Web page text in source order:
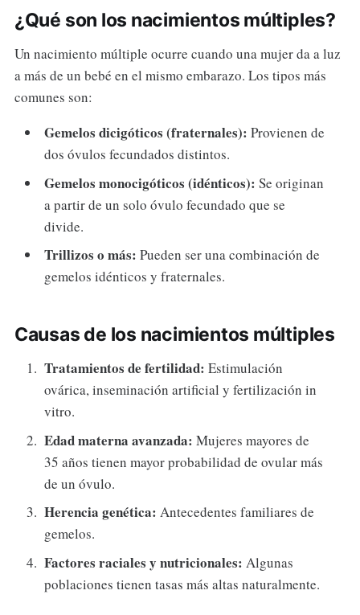
¿Qué son los nacimientos múltiples?
Un nacimiento múltiple ocurre cuando una mujer da a luz
a más de un bebé en el mismo embarazo. Los tipos más
comunes son:
Gemelos dicigóticos (fraternales): Provienen de
dos óvulos fecundados distintos.
Gemelos monocigóticos (idénticos): Se originan
a partir de un solo óvulo fecundado que se
divide.
Trillizos o más: Pueden ser una combinación de
gemelos idénticos y fraternales.
Causas de los nacimientos múltiples
Tratamientos de fertilidad: Estimulación
ovárica, inseminación artificial y fertilización in
vitro.
Edad materna avanzada: Mujeres mayores de
35 años tienen mayor probabilidad de ovular más
de un óvulo.
Herencia genética: Antecedentes familiares de
gemelos.
Factores raciales y nutricionales: Algunas
poblaciones tienen tasas más altas naturalmente.